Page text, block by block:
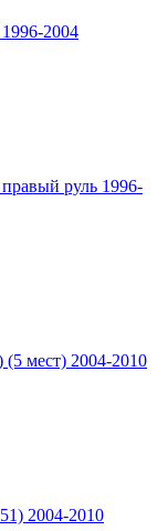
2004
руль 1996-
мест) 2004-2010
2004-2010